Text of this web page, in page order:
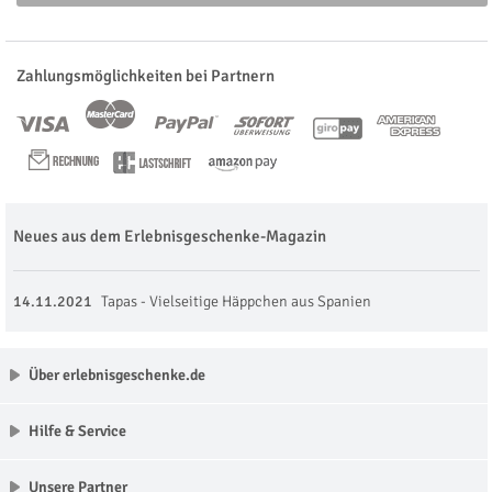
Zahlungsmöglichkeiten bei Partnern
Neues aus dem Erlebnisgeschenke-Magazin
14.11.2021 Tapas - Vielseitige Häppchen aus Spanien
Über erlebnisgeschenke.de
Hilfe & Service
Unsere Partner